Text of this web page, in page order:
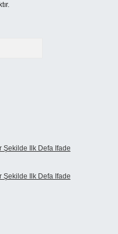
Şekilde Ilk Defa Ifade
Şekilde Ilk Defa Ifade